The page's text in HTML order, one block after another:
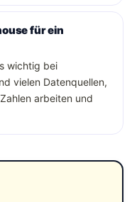
für ein
wichtig bei
vielen Datenquellen,
arbeiten und